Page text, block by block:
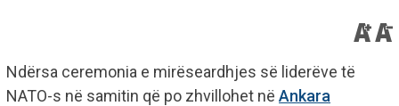
Ndërsa ceremonia e mirëseardhjes së liderëve të
NATO-s në samitin që po zhvillohet në Ankara